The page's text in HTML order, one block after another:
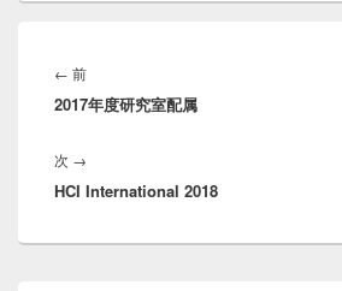
稿
ナ
ゲ
ー
シ
← 前前
の
2017年度研究室配属
次 →
の
稿:
HCI International 2018